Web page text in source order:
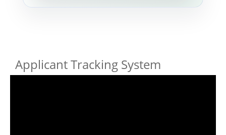
Applicant Tracking System